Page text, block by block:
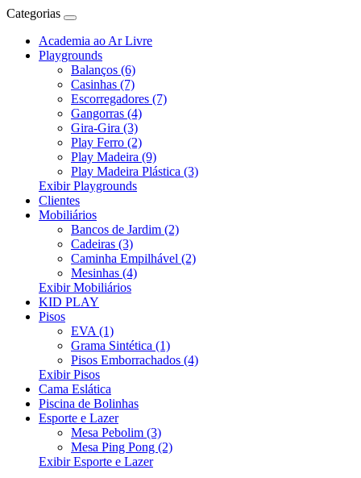
Categorias
Academia ao Ar Livre
Playgrounds
Balanços (6)
Casinhas (7)
Escorregadores (7)
Gangorras (4)
Gira-Gira (3)
Play Ferro (2)
Play Madeira (9)
Play Madeira Plástica (3)
Exibir Playgrounds
Clientes
Mobiliários
Bancos de Jardim (2)
Cadeiras (3)
Caminha Empilhável (2)
Mesinhas (4)
Exibir Mobiliários
KID PLAY
Pisos
EVA (1)
Grama Sintética (1)
Pisos Emborrachados (4)
Exibir Pisos
Cama Eslática
Piscina de Bolinhas
Esporte e Lazer
Mesa Pebolim (3)
Mesa Ping Pong (2)
Exibir Esporte e Lazer